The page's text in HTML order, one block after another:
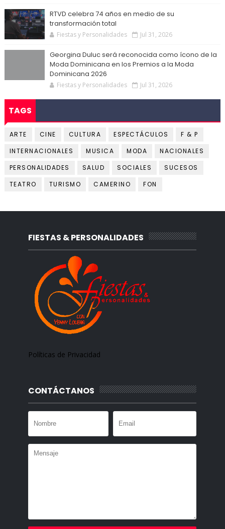
RTVD celebra 74 años en medio de su
transformación total
Fiestas y Personalidades Jul 31, 2026
Georgina Duluc será reconocida como ícono de la
Moda Dominicana en los Premios a la Moda
Dominicana 2026
Fiestas y Personalidades Jul 31, 2026
TAGS
ARTE CINE CULTURA ESPECTÁCULOS
F & P
INTERNACIONALES
MUSICA MODA
NACIONALES
PERSONALIDADES
SALUD SOCIALES
SUCESOS
TEATRO
TURISMO CAMERINO FON
FIESTAS & PERSONALIDADES
Políticas de Privacidad
CONTÁCTANOS